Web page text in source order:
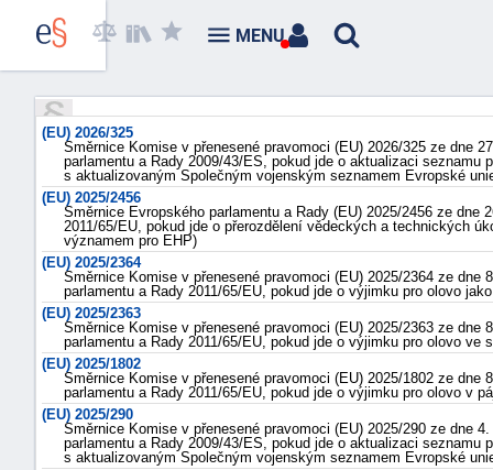
(EU) 2026/325
Směrnice Komise v přenesené pravomoci (EU) 2026/325 ze dne
parlamentu a Rady 2009/43/ES, pokud jde o aktualizaci seznamu
s aktualizovaným Společným vojenským seznamem Evropské
(EU) 2025/2456
Směrnice Evropského parlamentu a Rady (EU) 2025/2456 ze dne
2011/65/EU, pokud jde o přerozdělení vědeckých a technických
významem pro EHP)
(EU) 2025/2364
Směrnice Komise v přenesené pravomoci (EU) 2025/2364 ze
parlamentu a Rady 2011/65/EU, pokud jde o výjimku pro olovo
(EU) 2025/2363
Směrnice Komise v přenesené pravomoci (EU) 2025/2363 ze
parlamentu a Rady 2011/65/EU, pokud jde o výjimku pro olovo ve
(EU) 2025/1802
Směrnice Komise v přenesené pravomoci (EU) 2025/1802 ze
parlamentu a Rady 2011/65/EU, pokud jde o výjimku pro olovo v
(EU) 2025/290
Směrnice Komise v přenesené pravomoci (EU) 2025/290 ze dne
parlamentu a Rady 2009/43/ES, pokud jde o aktualizaci seznamu
s aktualizovaným Společným vojenským seznamem Evropské
MENU